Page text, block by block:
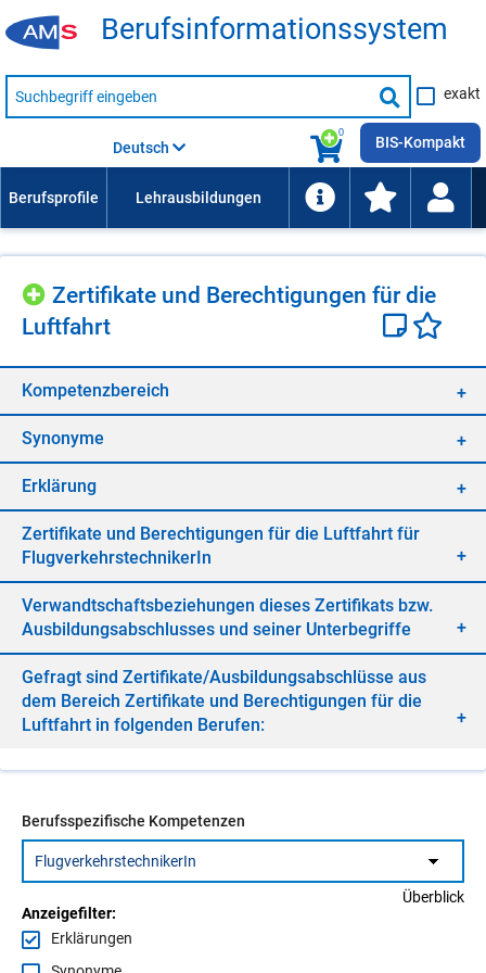
Be­rufs­in­for­ma­ti­ons­sys­tem
Suche
nach
Suche
starten
exakt
0
Deutsch BIS-Kompakt
Zer­ti­fi­ka­te und Be­rech­ti­gun­gen für die
Luft­fahrt
Kom­pe­tenz­be­reich
Syn­ony­me
Er­klä­rung
Zer­ti­fi­ka­te und Be­rech­ti­gun­gen für die Luft­fahrt für
Flug­ver­kehrs­tech­ni­ke­rIn
Ver­wandt­schafts­be­zie­hun­gen die­ses Zer­ti­fi­kats bzw.
Aus­bil­dungs­ab­schlus­ses und sei­ner Un­ter­be­grif­fe
Ge­fragt sind Zer­ti­fi­ka­te/​Aus­bil­dungs­ab­schlüs­se aus
dem Be­reich Zer­ti­fi­ka­te und Be­rech­ti­gun­gen für die
Luft­fahrt in fol­gen­den Be­ru­fen:
Berufsspezifische Kompetenzen
Überblick
Anzeigefilter:
Erklärungen